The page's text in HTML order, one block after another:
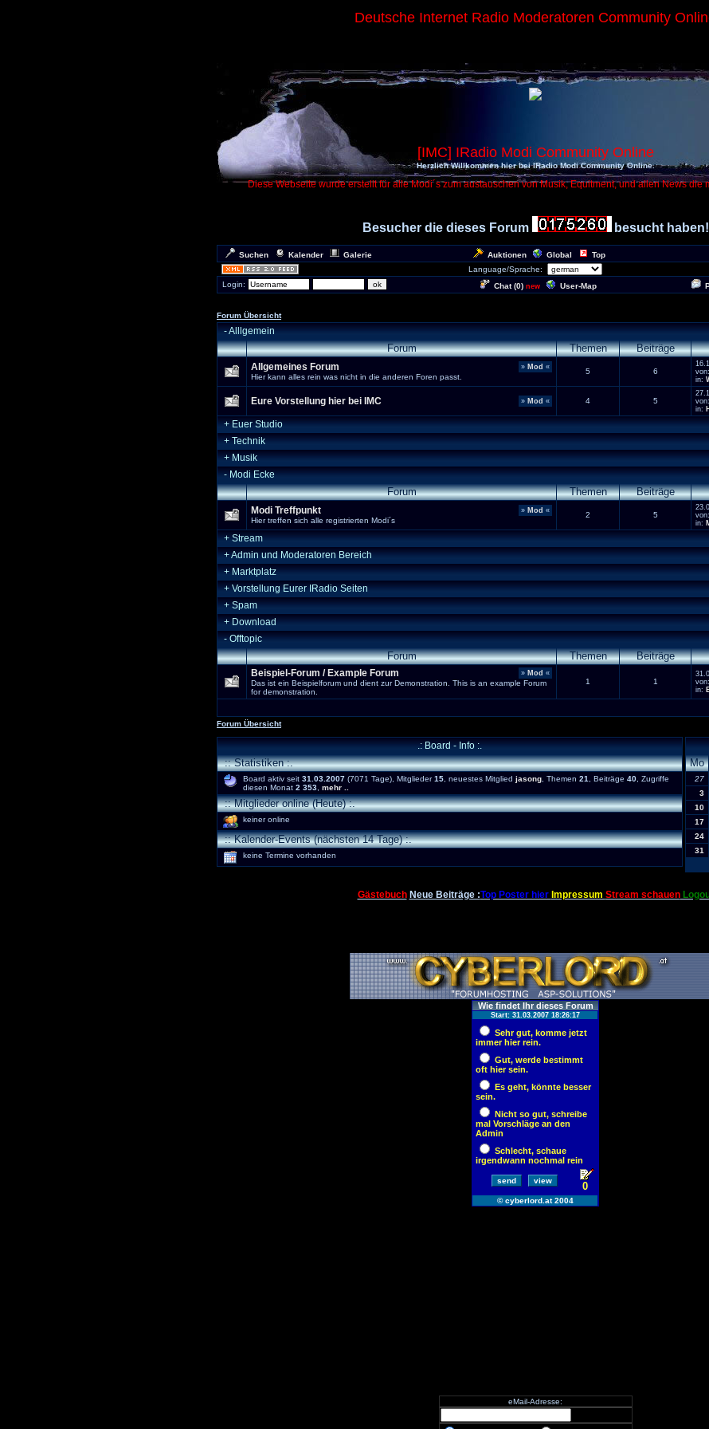
Deutsche Internet Radio Moderatoren Community
[IMC] IRadio Modi Community Online
Herzlich Willkommen hier bei IRadio Modi Community Online.
Diese Webseite wurde erstellt für alle Modi´s zum austauschen von Musik, Equitment, und allen News die
Besucher die dieses Forum besucht haben!
Suchen Kalender Galerie Auktionen Global Top
Language/Sprache:
Login:
Chat (0) new User-Map
Forum Übersicht
-Alllgemein
Forum Themen Beiträge
» Mod «
Allgemeines Forum
Hier kann alles rein was nicht in die anderen Foren passt.
5 6
von:
in:
» Mod «
Eure Vorstellung hier bei IMC 4 5
von:
in:
+ Euer Studio
+ Technik
+ Musik
- Modi Ecke
Forum Themen Beiträge
» Mod «
Modi Treffpunkt
Hier treffen sich alle registrierten Modi´s
2 5
von:
in:
+ Stream
+Admin und Moderatoren Bereich
+ Marktplatz
+ Vorstellung Eurer IRadio Seiten
+ Spam
+ Download
- Offtopic
Forum Themen Beiträge
» Mod «
Beispiel-Forum / Example Forum
Das ist ein Beispielforum und dient zur Demonstration. This is an example Forum
for demonstration.
1 1
von:
in:
Forum Übersicht
.: Board - Info :.
:: Statistiken :.
Board aktiv seit 31.03.2007 (7071 Tage), Mitglieder15 , neuestes Mitglied jasong , Themen 21 , Beiträge 40 , Zugriffe
diesen Monat 2 353 mehr ..
:: Mitglieder online (Heute) :.
keiner online
:: Kalender-Events (nächsten 14 Tage) :.
keine Termine vorhanden
Mo
27
3
10
17
24
31
Gästebuch Neue Beiträge :Top Poster hier Impressum Stream schauen
eMail-Adresse: